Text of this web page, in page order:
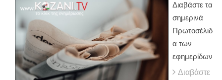
Διαβάστε τα
σημερινά
Πρωτοσέλιδ
α των
εφημερίδων
Διαβάστε